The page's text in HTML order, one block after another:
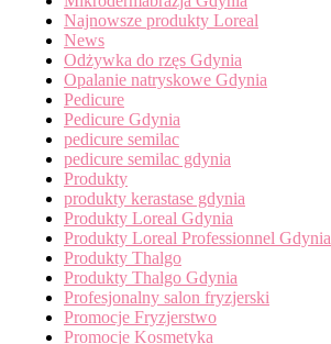
Najnowsze produkty Loreal
News
Odżywka do rzęs Gdynia
Opalanie natryskowe Gdynia
Pedicure
Pedicure Gdynia
pedicure semilac
pedicure semilac gdynia
Produkty
produkty kerastase gdynia
Produkty Loreal Gdynia
Produkty Loreal Professionnel Gdynia
Produkty Thalgo
Produkty Thalgo Gdynia
Profesjonalny salon fryzjerski
Promocje Fryzjerstwo
Promocje Kosmetyka